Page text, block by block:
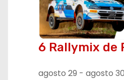
6 Rallymix de
agosto 29 - agosto 30